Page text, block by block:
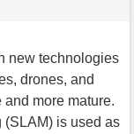
new technologies
drones, and
more mature.
is used as